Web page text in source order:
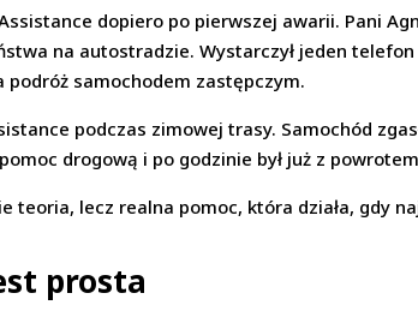
dopiero po pierwszej awarii. Pani
na autostradzie. Wystarczył jeden
podróż samochodem zastępczym.
podczas zimowej trasy. Samochód
drogową i po godzinie był już z
teoria, lecz realna pomoc, która działa, gdy
prosta